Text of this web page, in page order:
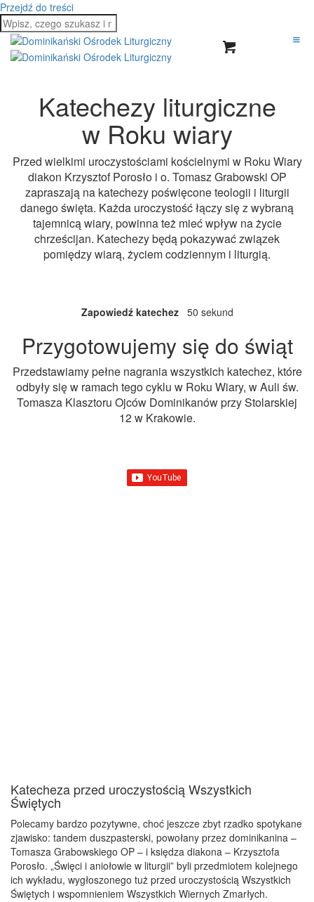
Przejdź do treści
Katechezy liturgiczne
w Roku wiary
Przed wielkimi uroczystościami kościelnymi w Roku Wiary
diakon Krzysztof Porosło i o. Tomasz Grabowski OP
zapraszają na katechezy poświęcone teologii i liturgii
danego święta. Każda uroczystość łączy się z wybraną
tajemnicą wiary, powinna też mieć wpływ na życie
chrześcijan. Katechezy będą pokazywać związek
pomiędzy wiarą, życiem codziennym i liturgią.
Zapowiedź katechez50 sekund
Przygotowujemy się do świąt
Przedstawiamy pełne nagrania wszystkich katechez, które
odbyły się w ramach tego cyklu w Roku Wiary, w Auli św.
Tomasza Klasztoru Ojców Dominikanów przy Stolarskiej
12 w Krakowie.
Katecheza przed uroczystością Wszystkich
Świętych
Polecamy bardzo pozytywne, choć jeszcze zbyt rzadko spotykane
zjawisko: tandem duszpasterski, powołany przez dominikanina –
Tomasza Grabowskiego OP – i księdza diakona – Krzysztofa
Porosło. „Święci i aniołowie w liturgii” byli przedmiotem kolejnego
ich wykładu, wygłoszonego tuż przed uroczystością Wszystkich
Świętych i wspomnieniem Wszystkich Wiernych Zmarłych.